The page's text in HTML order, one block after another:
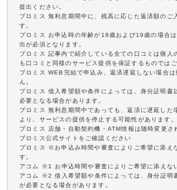
提出ください。
プロミス 無利息期間中に、残高に応じた返済額のご
す。
プロミス お申込時の年齢が18歳および19歳の場合
出が必須となります。
プロミス 記事内で紹介している全ての口コミは個人
も口コミと同様のサービス提供を保証するものではご
プロミス WEB完結で申込み、返済遅延しない場合
ん。
プロミス 借入希望額や条件によっては、身分証明書
必要となる場合があります。
プロミス 無利息期間中であっても、返済に遅延した
より、サービスの提供を停止する可能性があります。
プロミス 店舗・自動契約機・ATM情報は随時変更さ
プロミス公式サイトをご確認ください
プロミス ※お申込み時間や審査によりご希望に添え
す。
アコム ※1 お申込時間や審査によりご希望に添えな
アコム ※2 借入希望額や条件によっては、身分証明
が必要となる場合があります。